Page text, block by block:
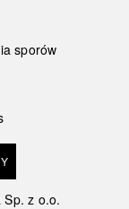
sporów
Sp. z o.o.